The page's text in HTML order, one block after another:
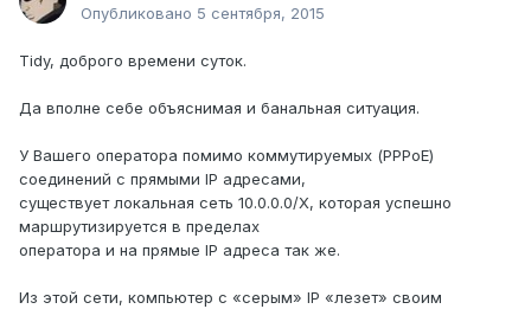
Опубликовано 5 сентября, 2015
Tidy, доброго времени суток.
Да вполне себе объяснимая и банальная ситуация.
У Вашего оператора помимо коммутируемых (PPPoE)
соединений с прямыми IP адресами,
существует локальная сеть 10.0.0.0/X, которая успешно
маршрутизируется в пределах
оператора и на прямые IP адреса так же.
Из этой сети, компьютер с «серым» IP «лезет» своим